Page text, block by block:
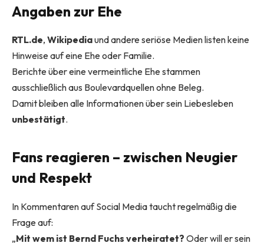
Angaben zur Ehe
RTL.de, Wikipediaund andere seriöse Medien listen keine
Hinweise auf eine Ehe oder Familie.
Berichte über eine vermeintliche Ehe stammen
ausschließlich aus Boulevardquellen ohne Beleg.
Damit bleiben alle Informationen über sein Liebesleben
unbestätigt.
Fans reagieren – zwischen Neugier
und Respekt
In Kommentaren auf Social Media taucht regelmäßig die
Frage auf:
„Mit wem ist Bernd Fuchs verheiratet? Oder will er sein